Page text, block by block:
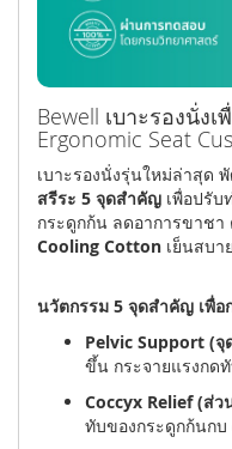
Bewell เบาะรองนั่ง
Ergonomic Seat
เบาะรองนั่งรุ่นใหม่ล่าสุด
สรีระ 5 จุดสำคัญ เพื่อปรับ
กระดูกก้น ลดอาการขาช
Cooling Cotton เย็นสบา
นวัตกรรม 5 จุดสำคัญ เพื่
Pelvic Support (จุ
ขึ้น กระจายแรงกด
Coccyx Relief (ส่ว
ทับของกระดูกก้นกบ